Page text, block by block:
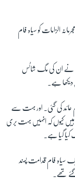
ٹرمپ نے اپنے پر چار الگ الگ فوجداری مقدمات اور 91 مجرمانہ الزامات کو سیاہ فام
نے ان کی مگ شاٹس
ہے۔
عائد کی گئی۔ اور بہت سے
ہیں کیوں کہ انہیں بہت بری
گیا ہے۔
سیاہ فام قدامت پسند
تھے۔